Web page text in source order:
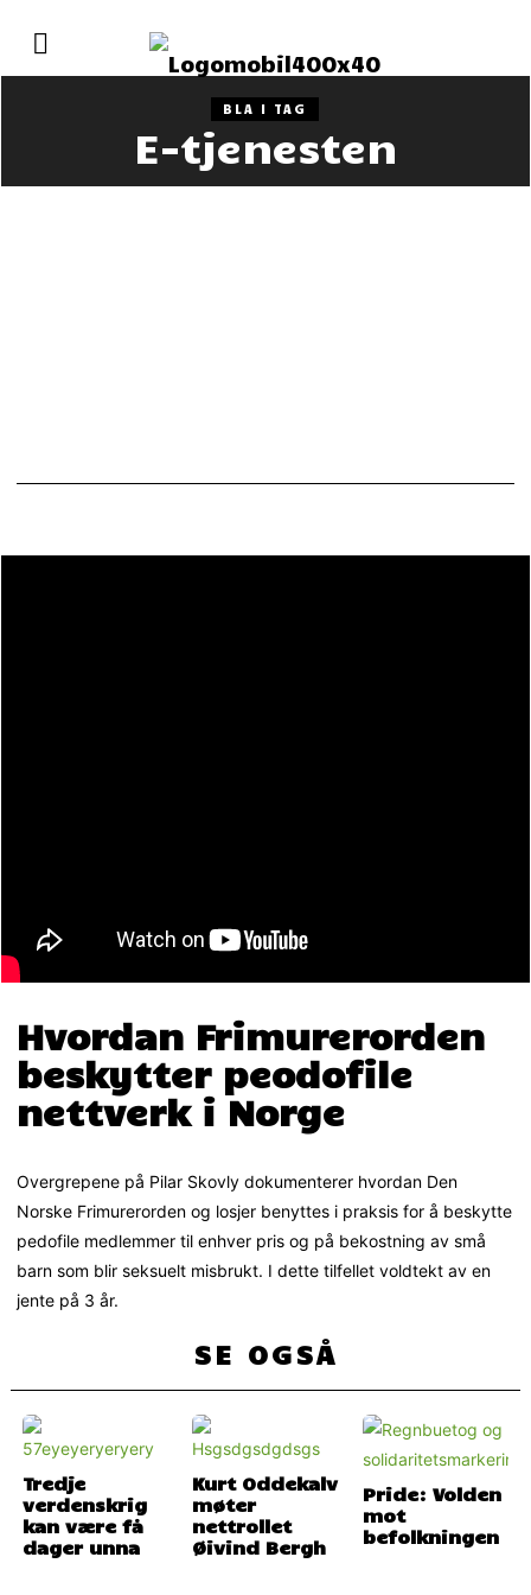
BLA I TAG
E-tjenesten
Hvordan Frimurerorden
beskytter peodofile
nettverk i Norge
Overgrepene på Pilar Skovly dokumenterer hvordan Den
Norske Frimurerorden og losjer benyttes i praksis for å beskytte
pedofile medlemmer til enhver pris og på bekostning av små
barn som blir seksuelt misbrukt. I dette tilfellet voldtekt av en
jente på 3 år.
SE OGSÅ
Tredje
verdenskrig
kan være få
dager unna
Kurt Oddekalv
møter
nettrollet
Øivind Bergh
Pride: Volden
mot
befolkningen